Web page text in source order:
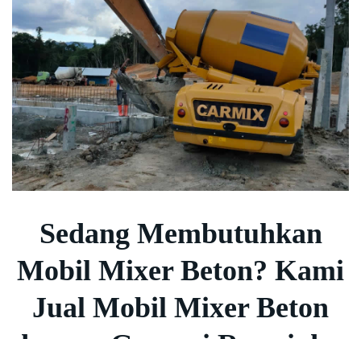
Sedang Membutuhkan
Mobil Mixer Beton? Kami
Jual Mobil Mixer Beton